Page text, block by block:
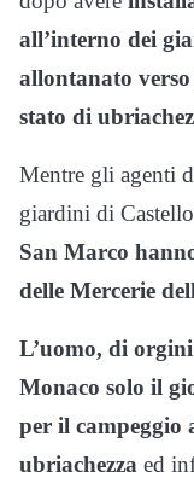
all’interno dei
allontanato
stato di
Mentre gli agenti
giardini di
San Marco
delle Mercerie
L’uomo, di
Monaco solo il
per il campeggio
ubriachezza ed